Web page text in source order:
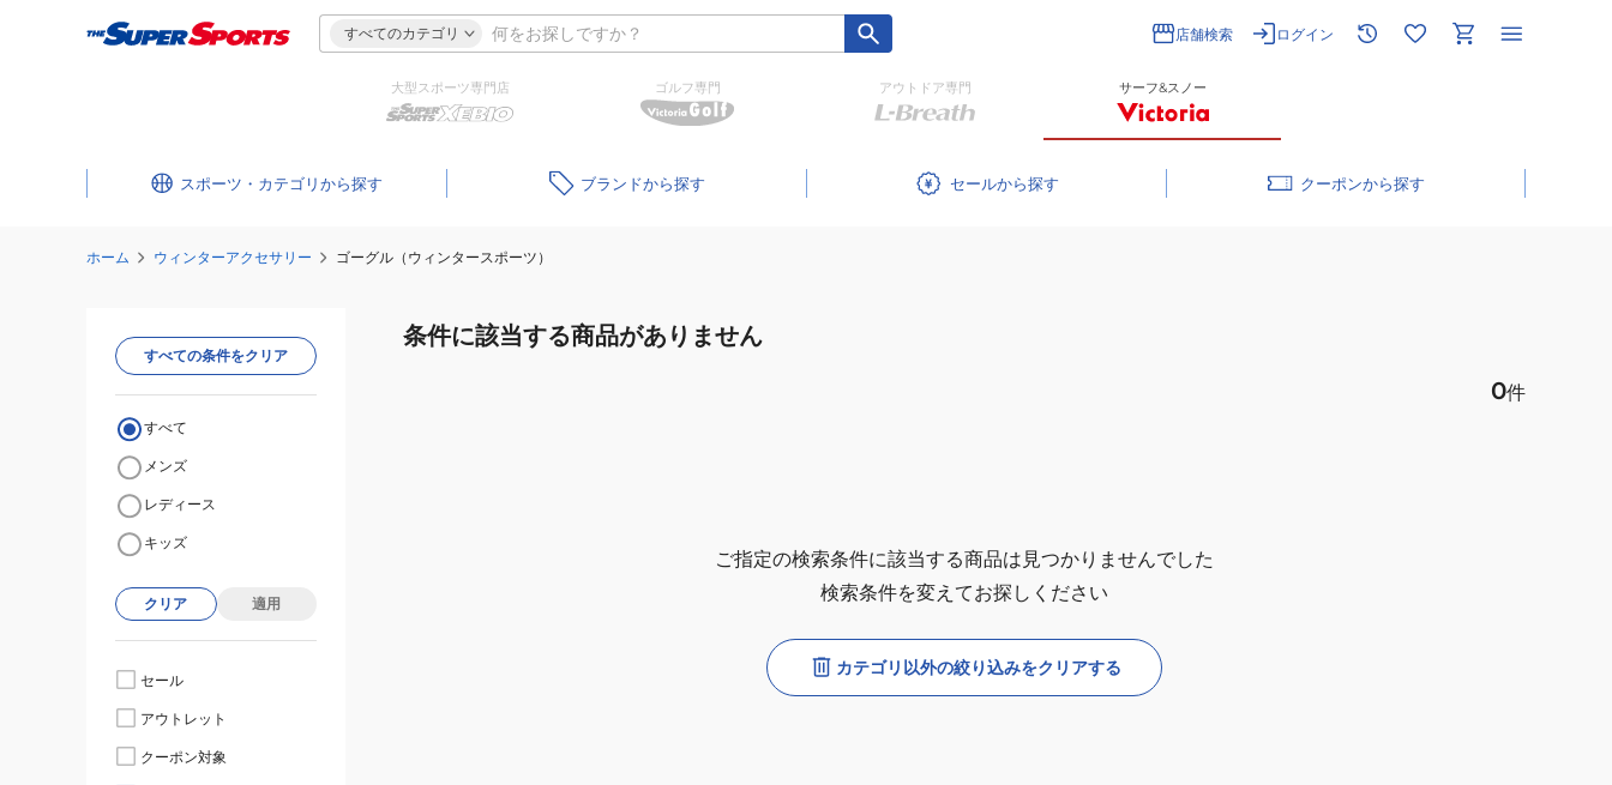
すべてのカテゴリ 店舗検索 ログイン
大型スポーツ専門店 ゴルフ専門 アウトドア専門 サーフ&スノー
スポーツ・カテゴリ ブランド セール クーポン
ホーム ウィンターアクセサリー ゴーグル（ウィンタースポーツ）
条件に該当する商品がありません
0件
ご指定の検索条件に該当する商品は見つかりませんでした
検索条件を変えてお探しください
カテゴリ以外の絞り込みをクリアする
すべての条件をクリア
すべて
メンズ
レディース
キッズ
クリア 適用
セール
アウトレット
クーポン対象